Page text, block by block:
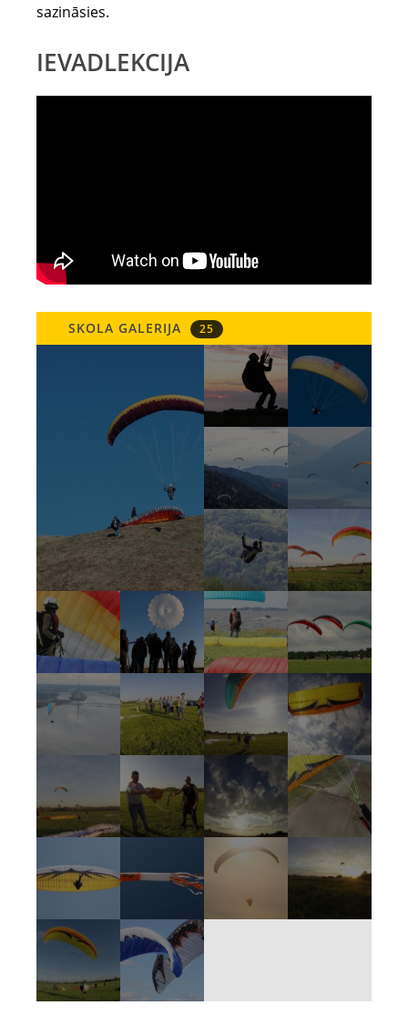
sazināsies.
IEVADLEKCIJA
SKOLA GALERIJA 25